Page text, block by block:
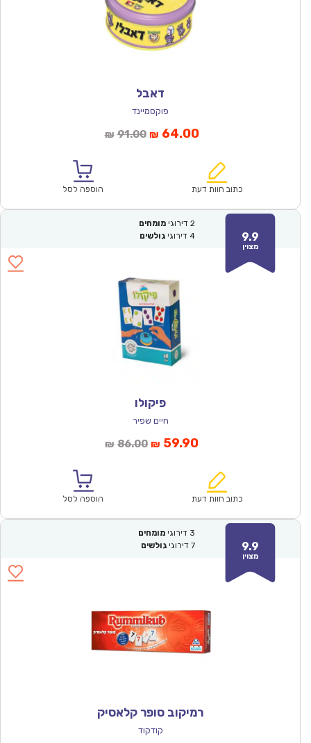
דאבל
פוקסמיינד
₪ 91.00המחיר
₪91.00.
₪ 64.00המחיר
הוא:
כתוב חוות דעת הוספה לסל
9.9
מצוין
2 דירוגי מומחים
4 דירוגי גולשים
פיקולו
חיים שפיר
₪ 86.00המחיר
₪86.00.
₪ 59.90המחיר
הוא:
כתוב חוות דעת הוספה לסל
9.9
מצוין
3 דירוגי מומחים
7 דירוגי גולשים
רמיקוב סופר קלאסיק
קודקוד